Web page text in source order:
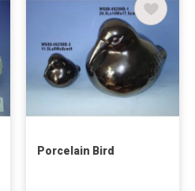
Porcelain Bird